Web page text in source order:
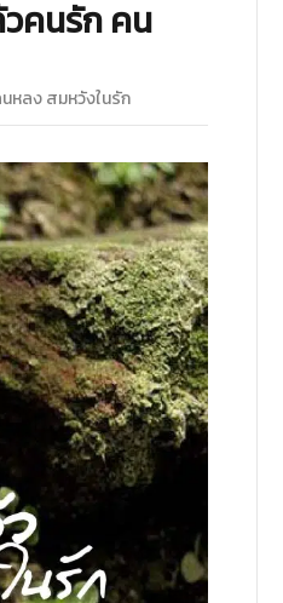
วคนรัก คน
หลง สมหวังในรัก